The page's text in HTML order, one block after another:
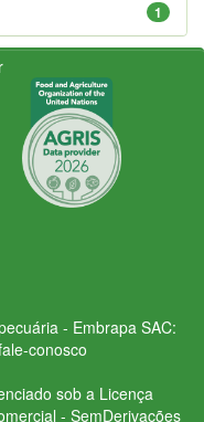
1
- Embrapa SAC:
conosco
sob a Licença
- SemDerivações